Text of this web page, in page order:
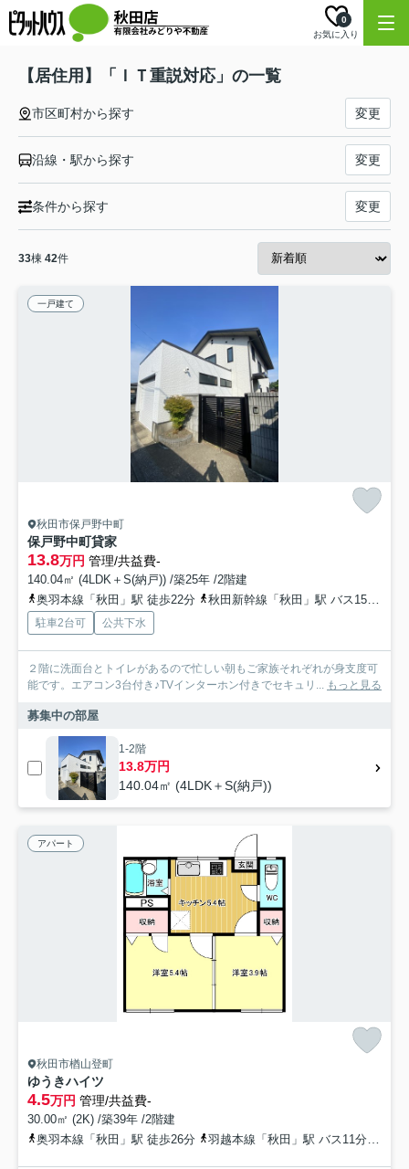
お気に入り
0
【居住用】「ＩＴ重説対応」の一覧
市区町村から探す 変更
沿線・駅から探す 変更
条件から探す 変更
33棟 42件
一戸建て
秋田市保戸野中町
保戸野中町貸家
13.8万円 管理/共益費-
140.04㎡ (4LDK＋S(納戸)) /築25年 /2階建
奥羽本線「秋田」駅 徒歩22分
秋田新幹線「秋田」駅 バス15分 添川線「すわ町」 停歩3分
駐車2台可 公共下水
２階に洗面台とトイレがあるので忙しい朝もご家族それぞれが身支度可
能です。エアコン3台付き♪TVインターホン付きでセキュリ... もっと見る
募集中の部屋
1-2階
13.8万円
140.04㎡ (4LDK＋S(納戸))
アパート
秋田市楢山登町
ゆうきハイツ
4.5万円 管理/共益費-
30.00㎡ (2K) /築39年 /2階建
奥羽本線「秋田」駅 徒歩26分
羽越本線「秋田」駅 バス11分 秋田中央交通「登町上丁」 停歩3分